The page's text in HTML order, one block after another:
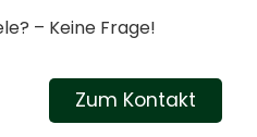
– Keine Frage!
Zum Kontakt